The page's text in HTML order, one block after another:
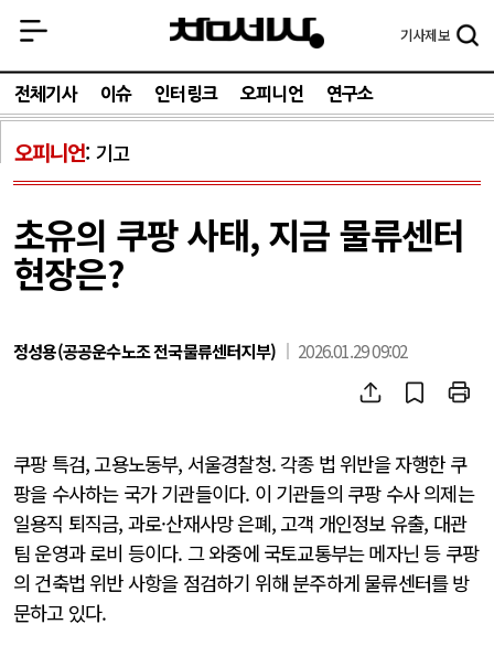
기사제보
전체기사 이슈 인터링크 오피니언 연구소
오피니언 기고
초유의 쿠팡 사태, 지금 물류센터
현장은?
정성용(공공운수노조 전국물류센터지부) 2026.01.29 09:02
쿠팡 특검, 고용노동부, 서울경찰청. 각종 법 위반을 자행한 쿠
팡을 수사하는 국가 기관들이다. 이 기관들의 쿠팡 수사 의제는
일용직 퇴직금, 과로·산재사망 은폐, 고객 개인정보 유출, 대관
팀 운영과 로비 등이다. 그 와중에 국토교통부는 메자닌 등 쿠팡
의 건축법 위반 사항을 점검하기 위해 분주하게 물류센터를 방
문하고 있다.